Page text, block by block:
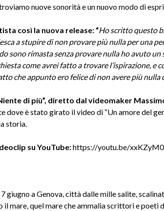
nuove sonorità e un nuovo modo di
così la nuova release: “Ho scritto questo
a stupire di non provare più nulla per una
sono rimasta senza provare nulla ho avuto
come avrei fatto a trovare l’ispirazione, e
che appunto ero felice di non avere più nulla
di più”, diretto dal videomaker
dove è stato girato il video di “Un amore del
storia.
su YouTube:https://youtu.be/
giugno a Genova, città dalle mille salite,
il mare, quel mare che ammalia scrittori e poeti